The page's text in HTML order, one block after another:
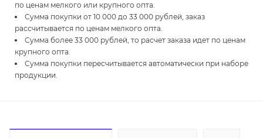
по ценам мелкого или крупного опта.
Сумма покупки от 10 000 до 33 000 рублей, заказ
рассчитывается по ценам мелкого опта.
Сумма более 33 000 рублей, то расчет заказа идет по ценам
крупного опта.
Сумма покупки пересчитывается автоматически при наборе
продукции.